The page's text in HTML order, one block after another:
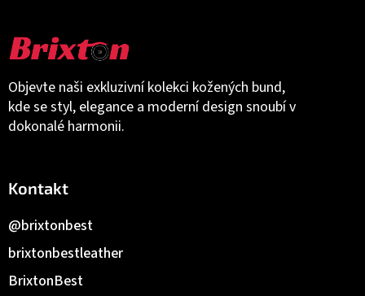
Objevte naši exkluzivní kolekci kožených bund,
kde se styl, elegance a moderní design snoubí v
dokonalé harmonii.
Kontakt
BrixtonBest
brixtonbestleather
@brixtonbest